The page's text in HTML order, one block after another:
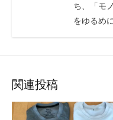
ち、「モ
をゆるめ
関連投稿